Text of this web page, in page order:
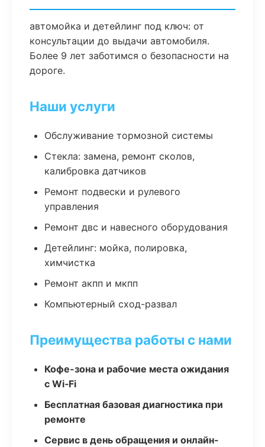
автомойка и детейлинг под ключ: от
консультации до выдачи автомобиля.
Более 9 лет заботимся о безопасности на
дороге.
Наши услуги
Обслуживание тормозной системы
Стекла: замена, ремонт сколов,
калибровка датчиков
Ремонт подвески и рулевого
управления
Ремонт двс и навесного оборудования
Детейлинг: мойка, полировка,
химчистка
Ремонт акпп и мкпп
Компьютерный сход-развал
Преимущества работы с нами
Кофе-зона и рабочие места ожидания
с Wi‑Fi
Бесплатная базовая диагностика при
ремонте
Сервис в день обращения и онлайн-